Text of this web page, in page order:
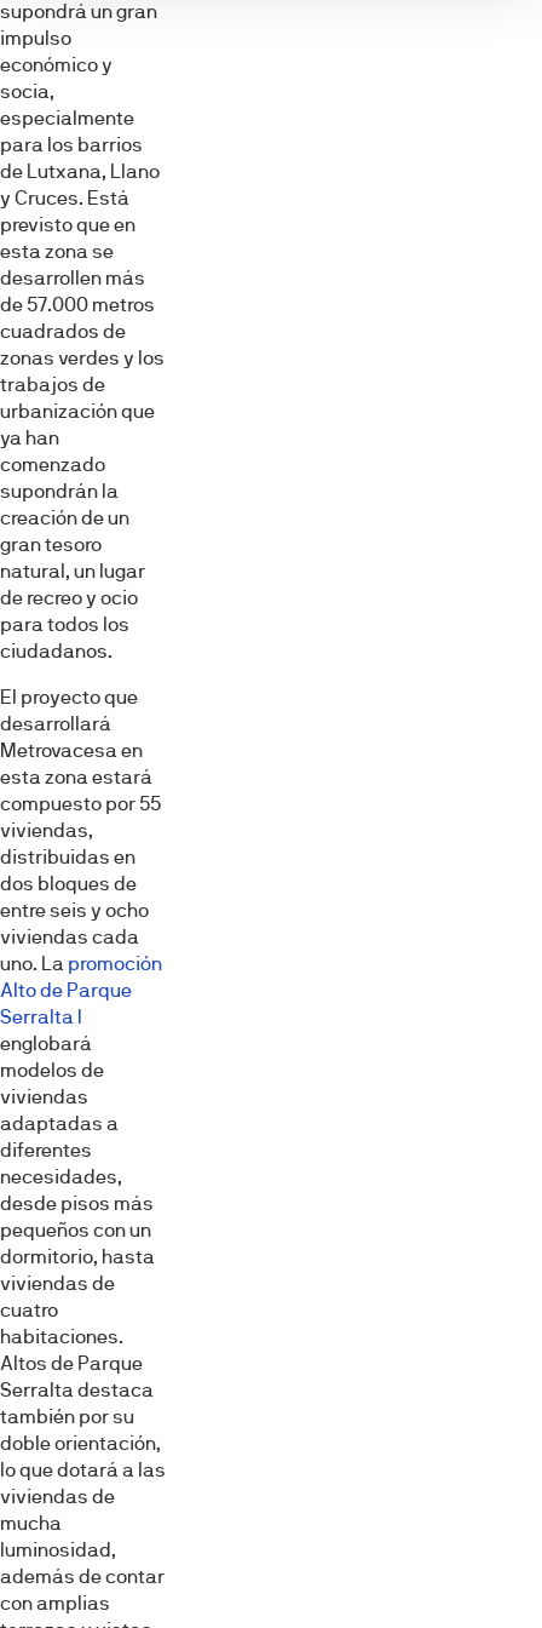
supondrá un gran
impulso
económico y
socia,
especialmente
para los barrios
de Lutxana, Llano
y Cruces. Está
previsto que en
esta zona se
desarrollen más
de 57.000 metros
cuadrados de
zonas verdes y los
trabajos de
urbanización que
ya han
comenzado
supondrán la
creación de un
gran tesoro
natural, un lugar
de recreo y ocio
para todos los
ciudadanos.
El proyecto que
desarrollará
Metrovacesa en
esta zona estará
compuesto por 55
viviendas,
distribuidas en
dos bloques de
entre seis y ocho
viviendas cada
uno. La promoción
Alto de Parque
Serralta I
englobará
modelos de
viviendas
adaptadas a
diferentes
necesidades,
desde pisos más
pequeños con un
dormitorio, hasta
viviendas de
cuatro
habitaciones.
Altos de Parque
Serralta destaca
también por su
doble orientación,
lo que dotará a las
viviendas de
mucha
luminosidad,
además de contar
con amplias